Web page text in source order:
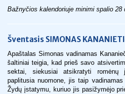
Bažnyčios kalendoriuje minimi spalio 28
Šventasis SIMONAS
Apaštalas Simonas vadinamas
šaltiniai teigia, kad prieš savo
sektai, siekusiai atsikratyti romėnų
paplitusia nuomone, jis taip
Žydų įstatymu, kuriuo jis pasižymėjo